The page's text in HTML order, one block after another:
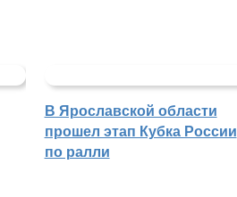
В Ярославской области
прошел этап Кубка России
по ралли